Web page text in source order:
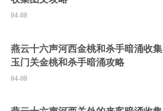
04-08
燕云十六声河西金桃和杀手暗涌收集
玉门关金桃和杀手暗涌攻略
04-08